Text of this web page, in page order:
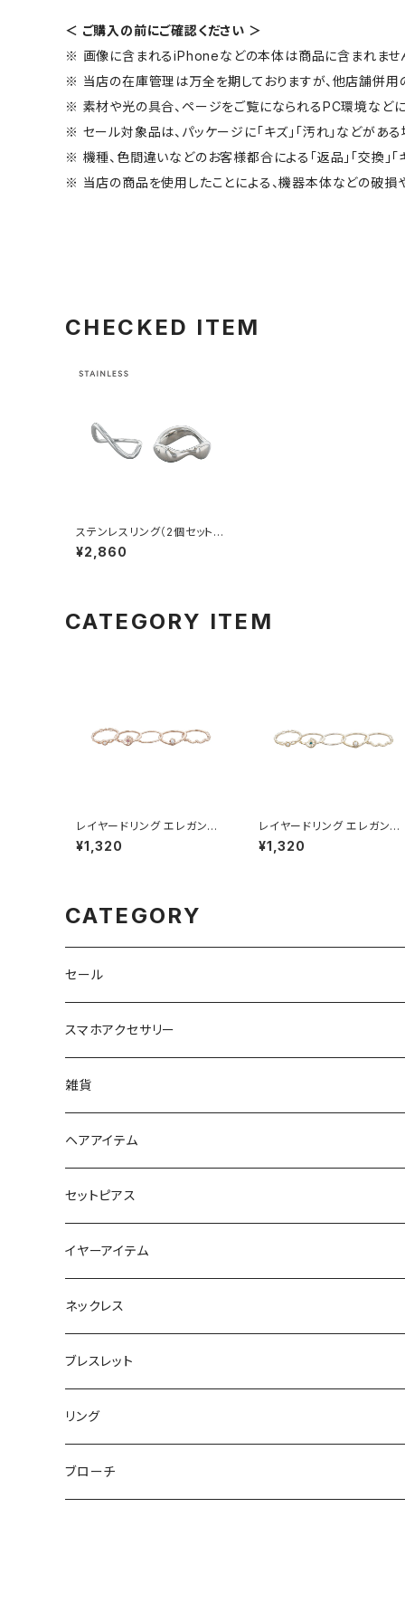
＜ ご購入の前にご確認ください ＞
※ 画像に含まれるiPhoneなどの本体は商品に含まれませ
※ 当店の在庫管理は万全を期しておりますが、他店舗併用
※ 素材や光の具合、ページをご覧になられるPC環境などに
※ セール対象品は、パッケージに「キズ」「汚れ」などがあ
※ 機種、色間違いなどのお客様都合による「返品」「交換」
※ 当店の商品を使用したことによる、機器本体などの破損
CHECKED ITEM
ステンレスリング（2個セット）
ウェーブ×ウェーブライン AA
R0428-SV（シルバー）
¥2,860
CATEGORY ITEM
レイヤードリング エレガント
AAR0436-PG（ピンクゴール
ド）
¥1,320
レイヤードリング エレガント
AAR0436-CP（シャンパン
ールド）
¥1,320
CATEGORY
セール
スマホアクセサリー
iPhoneケース
スマホリング＆グリップ
マルチショルダー
雑貨
ポーチ
マチ付きポーチ
フラットポーチ
スマートキーポーチ
チャーム / カラビナ
ウォレット / 財布
トートバッグ
パスケース
ミラー
ヘアアイテム
静電気軽減ヘアブレスレット
ポニーフック
テールクラッチ
シュシュット
キープスタイラー
ヘアピン
セットピアス
イヤーアイテム
ステンレスピアス
ピアス
イヤリング
セットピアス
ネックレス
ブレスレット
リング
ブローチ